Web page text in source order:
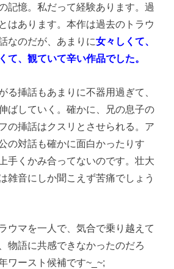
記憶。私だって経験あります。過
はあります。本作は過去のトラウ
なのだが、あまりに女々しくて、
て、観ていて辛い作品でした。
る挿話もあまりに不器用過ぎて、
ばしていく。確かに、兄の息子の
の挿話はクスリとさせられる。ア
の対話も確かに面白かったりす
手くかみ合ってないのです。壮大
雑音にしか聞こえず苦痛でしょう
ウマを一人で、気合で乗り越えて
物語に共感できなかったのだろ
ワースト候補です~_~;